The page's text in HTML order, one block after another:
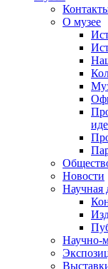
О музее
Новости
Научная
Научно-